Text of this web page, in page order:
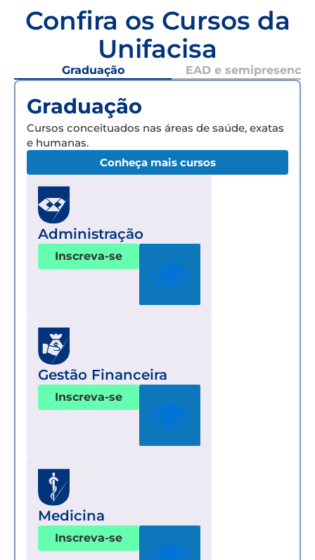
Confira os Cursos da
Unifacisa
Graduação EAD e semipresencial
Graduação
Cursos conceituados nas áreas de saúde, exatas
e humanas.
Conheça mais cursos
Administração
Inscreva-se
Gestão Financeira
Inscreva-se
Medicina
Inscreva-se